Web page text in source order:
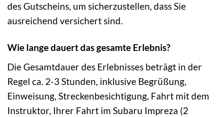
des Gutscheins, um sicherzustellen, dass Sie
ausreichend versichert sind.
Wie lange dauert das gesamte Erlebnis?
Die Gesamtdauer des Erlebnisses beträgt in der
Regel ca. 2-3 Stunden, inklusive Begrüßung,
Einweisung, Streckenbesichtigung, Fahrt mit dem
Instruktor, Ihrer Fahrt im Subaru Impreza (2